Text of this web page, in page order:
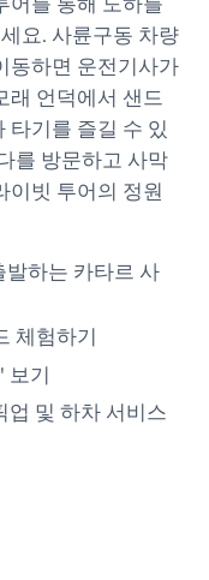
요. 사륜구동 차량
동하면 운전기사가
래 언덕에서 샌드
타기를 즐길 수 있
를 방문하고 사막
이빗 투어의 정원
하는 카타르 사
체험하기
보기
업 및 하차 서비스